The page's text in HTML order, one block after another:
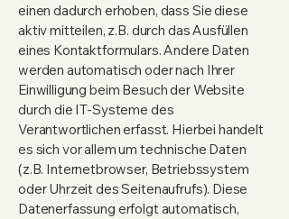
einen dadurch erhoben, dass Sie diese
aktiv mitteilen, z.B. durch das Ausfüllen
eines Kontaktformulars. Andere Daten
werden automatisch oder nach Ihrer
Einwilligung beim Besuch der Website
durch die IT-Systeme des
Verantwortlichen erfasst. Hierbei handelt
es sich vor allem um technische Daten
(z.B. Internetbrowser, Betriebssystem
oder Uhrzeit des Seitenaufrufs). Diese
Datenerfassung erfolgt automatisch,